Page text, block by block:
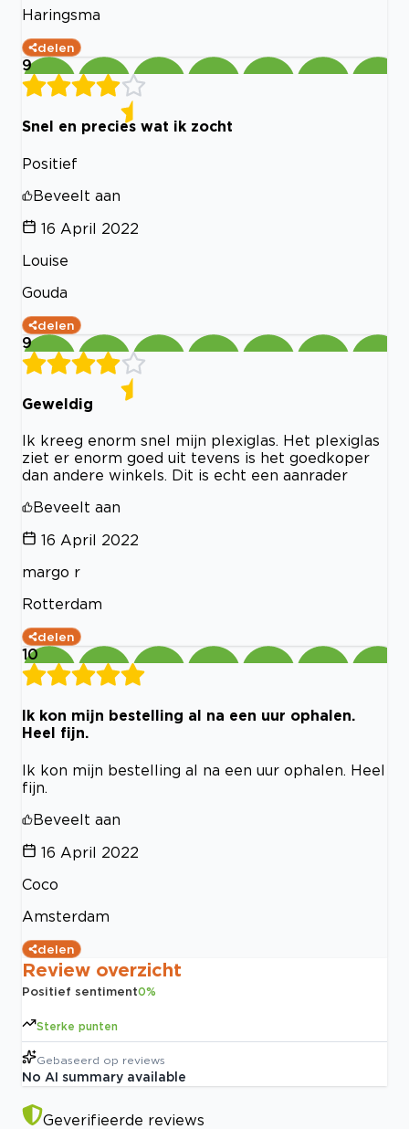
Haringsma
delen
9
Snel en precies wat ik zocht
Positief
Beveelt aan
16 April 2022
Louise
Gouda
delen
9
Geweldig
Ik kreeg enorm snel mijn plexiglas. Het plexiglas
ziet er enorm goed uit tevens is het goedkoper
dan andere winkels. Dit is echt een aanrader
Beveelt aan
16 April 2022
margo r
Rotterdam
delen
10
Ik kon mijn bestelling al na een uur ophalen.
Heel fijn.
Ik kon mijn bestelling al na een uur ophalen. Heel
fijn.
Beveelt aan
16 April 2022
Coco
Amsterdam
delen
Review overzicht
Positief sentiment0%
Sterke punten
Gebaseerd op reviews
No AI summary available
Geverifieerde reviews